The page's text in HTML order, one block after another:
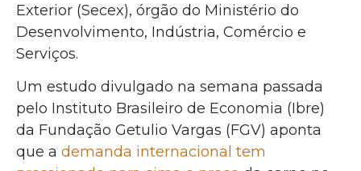
Exterior (Secex), órgão do Ministério do
Desenvolvimento, Indústria, Comércio e
Serviços.
Um estudo divulgado na semana passada
pelo Instituto Brasileiro de Economia (Ibre)
da Fundação Getulio Vargas (FGV) aponta
que a demanda internacional tem